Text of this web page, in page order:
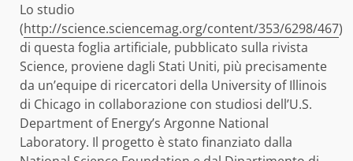
Lo studio
(http://science.sciencemag.org/content/353/6298/467)
di questa foglia artificiale, pubblicato sulla rivista
Science, proviene dagli Stati Uniti, più precisamente
da un’equipe di ricercatori della University of Illinois
di Chicago in collaborazione con studiosi dell’U.S.
Department of Energy’s Argonne National
Laboratory. Il progetto è stato finanziato dalla